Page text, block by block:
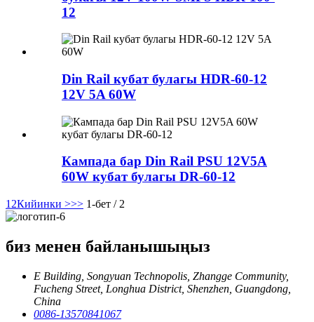
12
Din Rail кубат булагы HDR-60-12
12V 5A 60W
Кампада бар Din Rail PSU 12V5A
60W кубат булагы DR-60-12
1 2Кийинки >>> 1-бет / 2
биз менен байланышыңыз
E Building, Songyuan Technopolis, Zhangge Community,
Fucheng Street, Longhua District, Shenzhen, Guangdong,
China
0086-13570841067